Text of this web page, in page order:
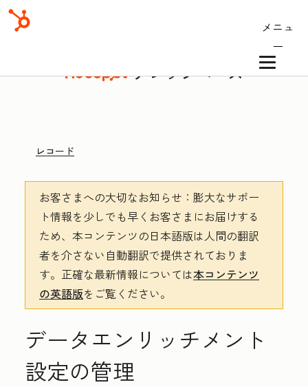
メニュ
ー
ナレッジベース
レコード
お客さまへの大切なお知らせ ：膨大なサポー
ト情報を少しでも早くお客さまにお届けする
ため、本コンテンツの日本語版は人間の翻訳
者を介さない自動翻訳で提供されておりま
す。 正確な最新情報については本コンテンツ
の英語版をご覧ください。
データエンリッチメント
設定の管理